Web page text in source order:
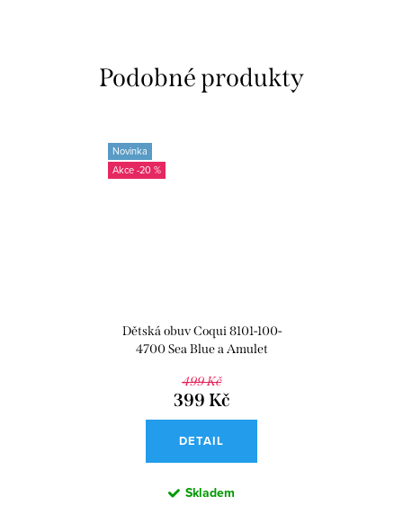
Novinka
-20 %
Dětská obuv Coqui 8101-100-
4700 Sea Blue a Amulet
499 Kč
399 Kč
DETAIL
Skladem